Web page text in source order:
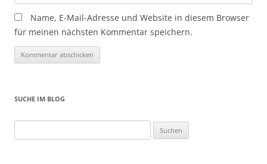
Name, E-Mail-Adresse und Website in diesem Browser
für meinen nächsten Kommentar speichern.
SUCHE IM BLOG
nach: